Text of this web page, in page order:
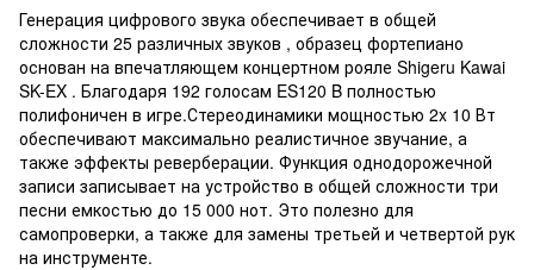
Генерация цифрового звука обеспечивает в общей
сложности 25 различных звуков , образец фортепиано
основан на впечатляющем концертном рояле Shigeru Kawai
SK-EX . Благодаря 192 голосам ES120 B полностью
полифоничен в игре.Стереодинамики мощностью 2x 10 Вт
обеспечивают максимально реалистичное звучание, а
также эффекты реверберации. Функция однодорожечной
записи записывает на устройство в общей сложности три
песни емкостью до 15 000 нот. Это полезно для
самопроверки, а также для замены третьей и четвертой рук
на инструменте.